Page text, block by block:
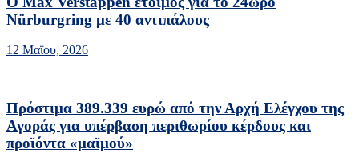
Nürburgring με 40 αντιπάλους
12 Μαΐου, 2026
Πρόστιμα 389.339 ευρώ από την Αρχή Ελέγχου της
Αγοράς για υπέρβαση περιθωρίου κέρδους και
προϊόντα «μαϊμού»